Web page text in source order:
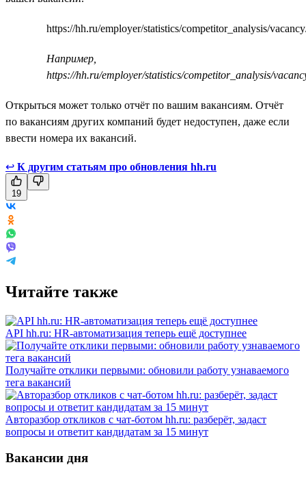
https://hh.ru/employer/statistics/competitor_analysis/
Например,
https://hh.ru/employer/statistics/competitor_analysis/
Открыться может только отчёт по вашим вакансиям. Отчёт
по вакансиям других компаний будет недоступен, даже если
ввести номера их вакансий.
↩ К другим статьям про обновления hh.ru
19
Читайте также
API hh.ru: HR-автоматизация теперь ещё доступнее
Получайте отклики первыми: обновили работу узнаваемого
тега вакансий
Авторазбор откликов с чат-ботом hh.ru: разберёт, задаст
вопросы и ответит кандидатам за 15 минут
Вакансии дня